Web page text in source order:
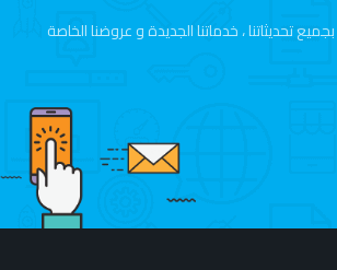
تحديثاتنا ، خدماتنا الجديدة و عروضنا الخاصة